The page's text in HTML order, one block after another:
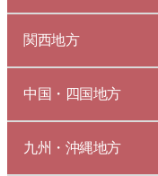
関西地方
中国・四国地方
九州・沖縄地方